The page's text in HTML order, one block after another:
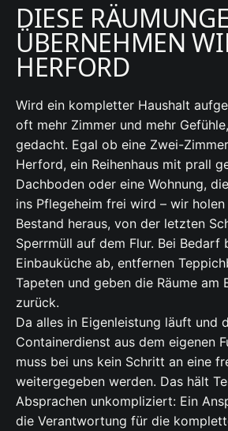
DIESE
ÜBERNEHMEN
HERFORD
Wird ein kompletter Haushalt
oft mehr Zimmer und mehr
gedacht. Egal ob eine Zwei-
Herford, ein Reihenhaus mit prall
Dachboden oder eine Wohnung,
ins Pflegeheim frei wird – wir
Bestand heraus, von der letzten
Sperrmüll auf dem Flur. Bei Bedarf
Einbauküche ab, entfernen
Tapeten und geben die Räume am
zurück.
Da alles in Eigenleistung läuft und
Containerdienst aus dem eigenen
muss bei uns kein Schritt an eine
weitergegeben werden. Das hält
Absprachen unkompliziert: Ein
die Verantwortung für die